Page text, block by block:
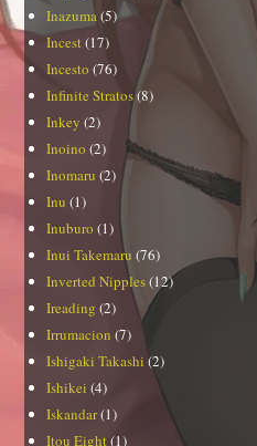
Inazuma (5)
Incest (17)
Incesto (76)
Infinite Stratos(8)
Inkey (2)
Inoino (2)
Inomaru (2)
Inu (1)
Inuburo (1)
Inui Takemaru (76)
Inverted Nipples(12)
Ireading (2)
Irrumacion (7)
Ishigaki Takashi (2)
Ishikei (4)
Iskandar(1)
Itou Eight (1)